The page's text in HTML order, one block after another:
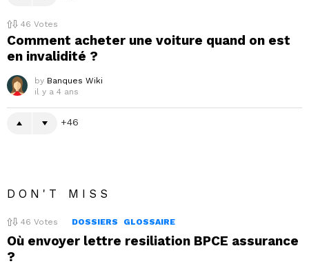
46 Votes
Comment acheter une voiture quand on est
en invalidité ?
by Banques Wiki
il y a 4 ans
46
DON'T MISS
46 Votes DOSSIERS GLOSSAIRE
Où envoyer lettre resiliation BPCE assurance
?